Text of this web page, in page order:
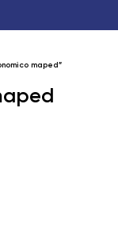
maped”